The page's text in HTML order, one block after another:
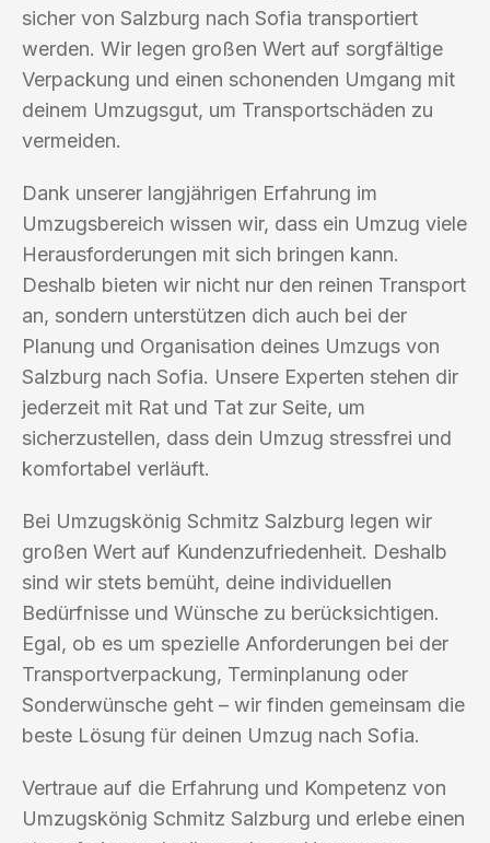
sicher von Salzburg nach Sofia transportiert
werden. Wir legen großen Wert auf sorgfältige
Verpackung und einen schonenden Umgang mit
deinem Umzugsgut, um Transportschäden zu
vermeiden.
Dank unserer langjährigen Erfahrung im
Umzugsbereich wissen wir, dass ein Umzug viele
Herausforderungen mit sich bringen kann.
Deshalb bieten wir nicht nur den reinen Transport
an, sondern unterstützen dich auch bei der
Planung und Organisation deines Umzugs von
Salzburg nach Sofia. Unsere Experten stehen dir
jederzeit mit Rat und Tat zur Seite, um
sicherzustellen, dass dein Umzug stressfrei und
komfortabel verläuft.
Bei Umzugskönig Schmitz Salzburg legen wir
großen Wert auf Kundenzufriedenheit. Deshalb
sind wir stets bemüht, deine individuellen
Bedürfnisse und Wünsche zu berücksichtigen.
Egal, ob es um spezielle Anforderungen bei der
Transportverpackung, Terminplanung oder
Sonderwünsche geht – wir finden gemeinsam die
beste Lösung für deinen Umzug nach Sofia.
Vertraue auf die Erfahrung und Kompetenz von
Umzugskönig Schmitz Salzburg und erlebe einen